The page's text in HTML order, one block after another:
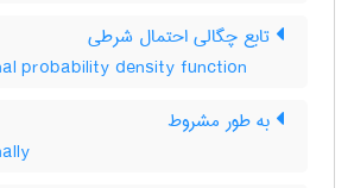
تابع چگالی احتمال شرطی
probability density function
به طور مشروط